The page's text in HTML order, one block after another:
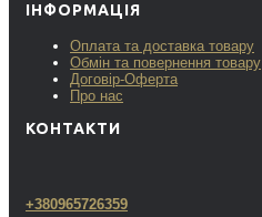
ІНФОРМАЦІЯ
Оплата та доставка товару
Обмін та повернення товару
Договір-Оферта
Про нас
КОНТАКТИ
+380965726359